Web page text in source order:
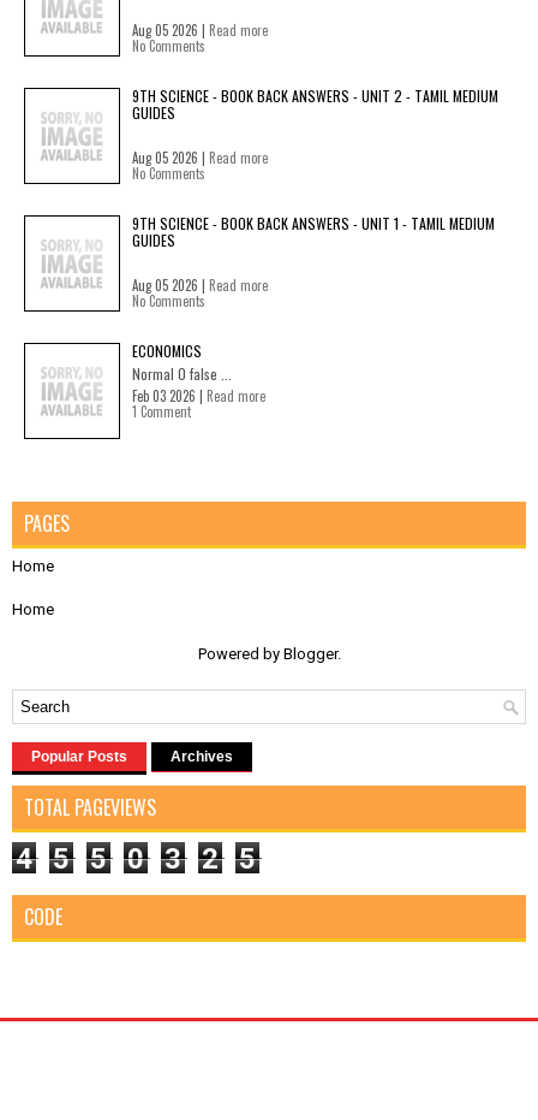
Aug 05 2026 | Read more
No Comments
9TH SCIENCE - BOOK BACK ANSWERS - UNIT 2 - TAMIL MEDIUM
GUIDES
Aug 05 2026 | Read more
No Comments
9TH SCIENCE - BOOK BACK ANSWERS - UNIT 1 - TAMIL MEDIUM
GUIDES
Aug 05 2026 | Read more
No Comments
ECONOMICS
Normal 0 false ...
Feb 03 2026 | Read more
1 Comment
PAGES
Home
Home
Powered by Blogger.
Popular Posts Archives
TOTAL PAGEVIEWS
4 5 5 0 3 2 5
CODE